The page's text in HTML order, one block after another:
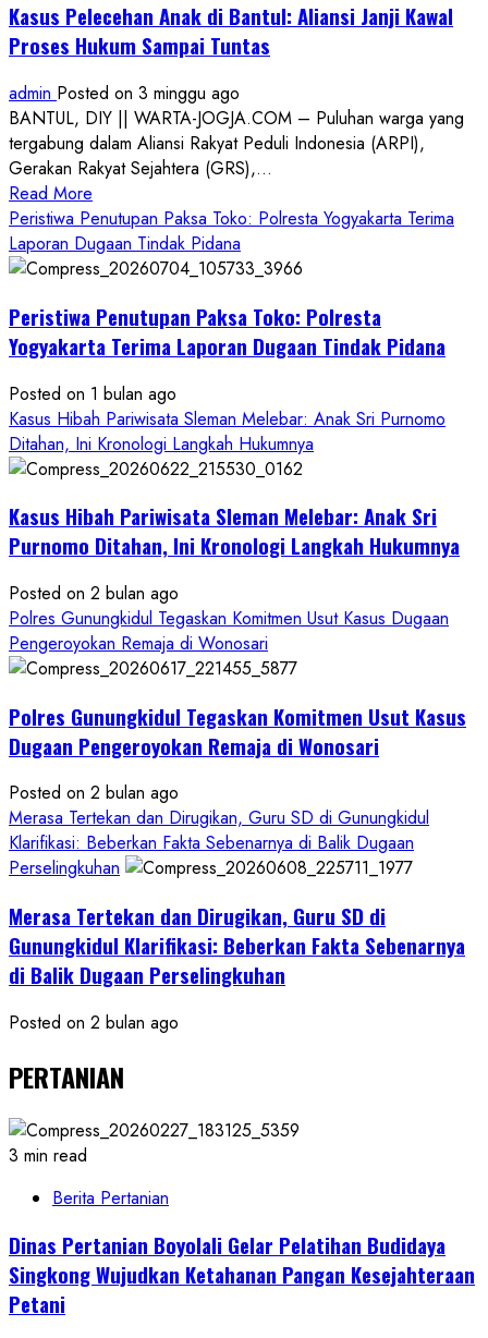
Kasus Pelecehan Anak di Bantul: Aliansi Janji Kawal
Proses Hukum Sampai Tuntas
admin Posted on 3 minggu ago
BANTUL, DIY || WARTA-JOGJA.COM – Puluhan warga yang
tergabung dalam Aliansi Rakyat Peduli Indonesia (ARPI),
Gerakan Rakyat Sejahtera (GRS),...
Read More
more
about
Kasus
Anak
di
Aliansi
Janji
Kawal
Proses
Sampai
Tuntas
Peristiwa Penutupan Paksa Toko: Polresta Yogyakarta Terima
Laporan Dugaan Tindak Pidana
Peristiwa Penutupan Paksa Toko: Polresta
Yogyakarta Terima Laporan Dugaan Tindak Pidana
Posted on 1 bulan ago
Kasus Hibah Pariwisata Sleman Melebar: Anak Sri Purnomo
Ditahan, Ini Kronologi Langkah Hukumnya
Kasus Hibah Pariwisata Sleman Melebar: Anak Sri
Purnomo Ditahan, Ini Kronologi Langkah Hukumnya
Posted on 2 bulan ago
Polres Gunungkidul Tegaskan Komitmen Usut Kasus Dugaan
Pengeroyokan Remaja di Wonosari
Polres Gunungkidul Tegaskan Komitmen Usut Kasus
Dugaan Pengeroyokan Remaja di Wonosari
Posted on 2 bulan ago
Merasa Tertekan dan Dirugikan, Guru SD di Gunungkidul
Klarifikasi: Beberkan Fakta Sebenarnya di Balik Dugaan
Perselingkuhan
Merasa Tertekan dan Dirugikan, Guru SD di
Gunungkidul Klarifikasi: Beberkan Fakta Sebenarnya
di Balik Dugaan Perselingkuhan
Posted on 2 bulan ago
PERTANIAN
3 min read
Berita Pertanian
Dinas Pertanian Boyolali Gelar Pelatihan Budidaya
Singkong Wujudkan Ketahanan Pangan Kesejahteraan
Petani